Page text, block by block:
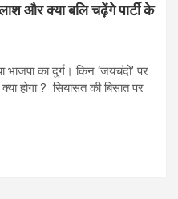
और क्या बलि चढ़ेंगे पार्टी के
का दुर्ग। किन ‘जयचंदों’ पर
होगा ? सियासत की बिसात पर